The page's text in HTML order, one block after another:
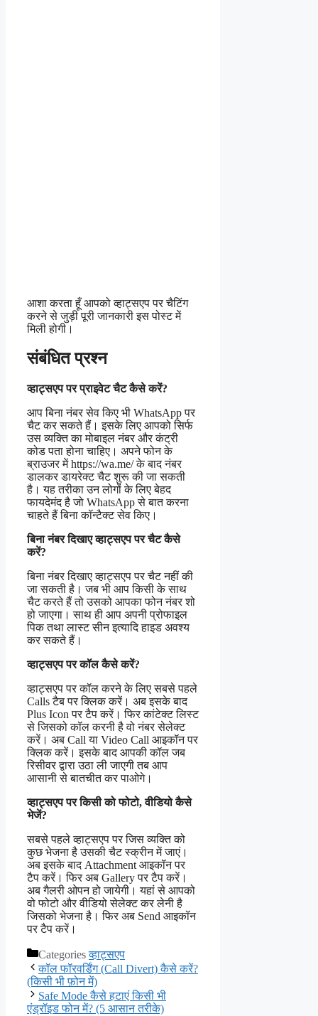
आशा करता हूँ आपको व्हाट्सएप पर चैटिंग
करने से जुड़ी पूरी जानकारी इस पोस्ट में
मिली होगी।
संबंधित प्रश्न
व्हाट्सएप पर प्राइवेट चैट कैसे करें?
आप बिना नंबर सेव किए भी WhatsApp पर
चैट कर सकते हैं। इसके लिए आपको सिर्फ
उस व्यक्ति का मोबाइल नंबर और कंट्री
कोड पता होना चाहिए। अपने फोन के
ब्राउजर में https://wa.me/ के बाद नंबर
डालकर डायरेक्ट चैट शुरू की जा सकती
है। यह तरीका उन लोगों के लिए बेहद
फायदेमंद है जो WhatsApp से बात करना
चाहते हैं बिना कॉन्टैक्ट सेव किए।
बिना नंबर दिखाए व्हाट्सएप पर चैट कैसे
करें?
बिना नंबर दिखाए व्हाट्सएप पर चैट नहीं की
जा सकती है। जब भी आप किसी के साथ
चैट करते हैं तो उसको आपका फोन नंबर शो
हो जाएगा। साथ ही आप अपनी प्रोफाइल
पिक तथा लास्ट सीन इत्यादि हाइड अवश्य
कर सकते हैं।
व्हाट्सएप पर कॉल कैसे करें?
व्हाट्सएप पर कॉल करने के लिए सबसे पहले
Calls टैब पर क्लिक करें। अब इसके बाद
Plus Icon पर टैप करें। फिर कांटेक्ट लिस्ट
से जिसको कॉल करनी है वो नंबर सेलेक्ट
करें। अब Call या Video Call आइकॉन पर
क्लिक करें। इसके बाद आपकी कॉल जब
रिसीवर द्वारा उठा ली जाएगी तब आप
आसानी से बातचीत कर पाओगे।
व्हाट्सएप पर किसी को फोटो, वीडियो कैसे
भेजें?
सबसे पहले व्हाट्सएप पर जिस व्यक्ति को
कुछ भेजना है उसकी चैट स्क्रीन में जाएं।
अब इसके बाद Attachment आइकॉन पर
टैप करें। फिर अब Gallery पर टैप करें।
अब गैलरी ओपन हो जायेगी। यहां से आपको
वो फोटो और वीडियो सेलेक्ट कर लेनी है
जिसको भेजना है। फिर अब Send आइकॉन
पर टैप करें।
Categoriesव्हाट्सएप
कॉल फॉरवर्डिंग (Call Divert) कैसे करें?
(किसी भी फ़ोन में)
Safe Mode कैसे हटाएं किसी भी
एंड्रॉइड फोन में? (5 आसान तरीके)